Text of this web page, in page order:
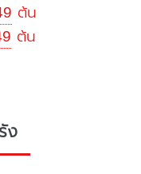
ต้น
ต้น
ง